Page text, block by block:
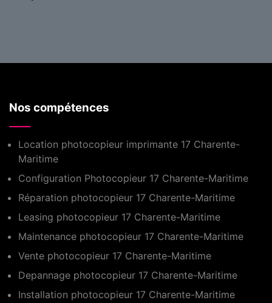
Nos compétences
Location photocopieur imprimante 17 Charente-
Maritime
Configuration Photocopieur 17 Charente-Maritime
Réparation photocopieur 17 Charente-Maritime
Leasing photocopieur 17 Charente-Maritime
Maintenance photocopieur 17 Charente-Maritime
Vente photocopieur 17 Charente-Maritime
Depannage photocopieur 17 Charente-Maritime
Installation photocopieur 17 Charente-Maritime